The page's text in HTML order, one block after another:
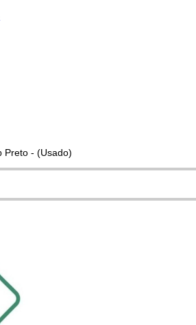
Preto - (Usado)